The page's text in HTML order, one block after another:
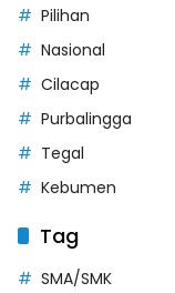
Pilihan
Nasional
Cilacap
Purbalingga
Tegal
Kebumen
Tag
SMA/SMK